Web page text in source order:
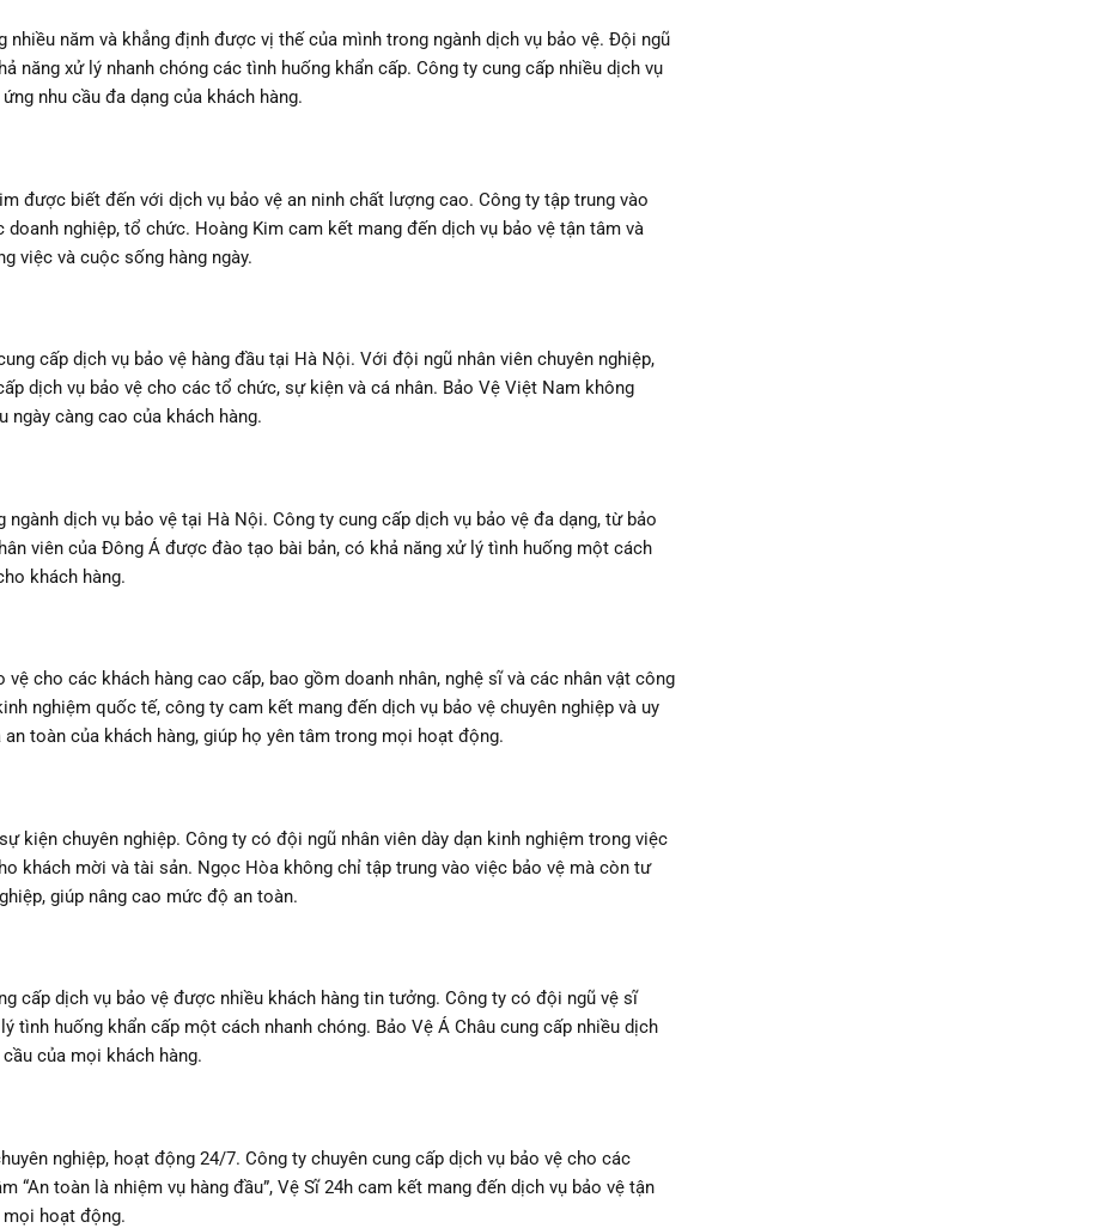
năm và khẳng định được vị thế của mình trong ngành dịch vụ bảo vệ. Đội ngũ
năng xử lý nhanh chóng các tình huống khẩn cấp. Công ty cung cấp nhiều dịch vụ
nhu cầu đa dạng của khách hàng.
được biết đến với dịch vụ bảo vệ an ninh chất lượng cao. Công ty tập trung vào
nghiệp, tổ chức. Hoàng Kim cam kết mang đến dịch vụ bảo vệ tận tâm và
việc và cuộc sống hàng ngày.
cấp dịch vụ bảo vệ hàng đầu tại Hà Nội. Với đội ngũ nhân viên chuyên nghiệp,
dịch vụ bảo vệ cho các tổ chức, sự kiện và cá nhân. Bảo Vệ Việt Nam không
ngày càng cao của khách hàng.
dịch vụ bảo vệ tại Hà Nội. Công ty cung cấp dịch vụ bảo vệ đa dạng, từ bảo
viên của Đông Á được đào tạo bài bản, có khả năng xử lý tình huống một cách
khách hàng.
cho các khách hàng cao cấp, bao gồm doanh nhân, nghệ sĩ và các nhân vật công
nghiệm quốc tế, công ty cam kết mang đến dịch vụ bảo vệ chuyên nghiệp và uy
toàn của khách hàng, giúp họ yên tâm trong mọi hoạt động.
kiện chuyên nghiệp. Công ty có đội ngũ nhân viên dày dạn kinh nghiệm trong việc
khách mời và tài sản. Ngọc Hòa không chỉ tập trung vào việc bảo vệ mà còn tư
giúp nâng cao mức độ an toàn.
cấp dịch vụ bảo vệ được nhiều khách hàng tin tưởng. Công ty có đội ngũ vệ sĩ
tình huống khẩn cấp một cách nhanh chóng. Bảo Vệ Á Châu cung cấp nhiều dịch
của mọi khách hàng.
nghiệp, hoạt động 24/7. Công ty chuyên cung cấp dịch vụ bảo vệ cho các
“An toàn là nhiệm vụ hàng đầu”, Vệ Sĩ 24h cam kết mang đến dịch vụ bảo vệ tận
mọi hoạt động.